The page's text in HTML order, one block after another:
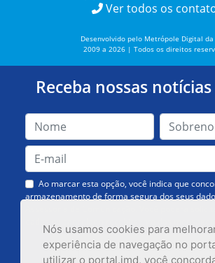
Nós usamos cookies para
experiência de navegação no
utilizar o portal.imd, você
Ver todos os
Desenvolvido pelo Metrópole Digital da
2009 a 2026 | Todos os direitos
Receba nossas notícias
Ao marcar esta opção, você indica que
armazenamento de forma segura dos seus